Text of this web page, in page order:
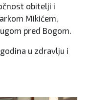
obitelji i
Mikićem,
pred Bogom.
u zdravlju i